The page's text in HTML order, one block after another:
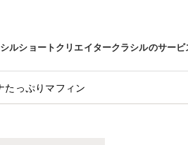
ルショートクリエイタークラシルのサービ
たっぷりマフィン